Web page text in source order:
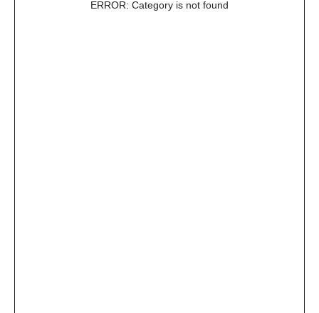
ERROR: Category is not found